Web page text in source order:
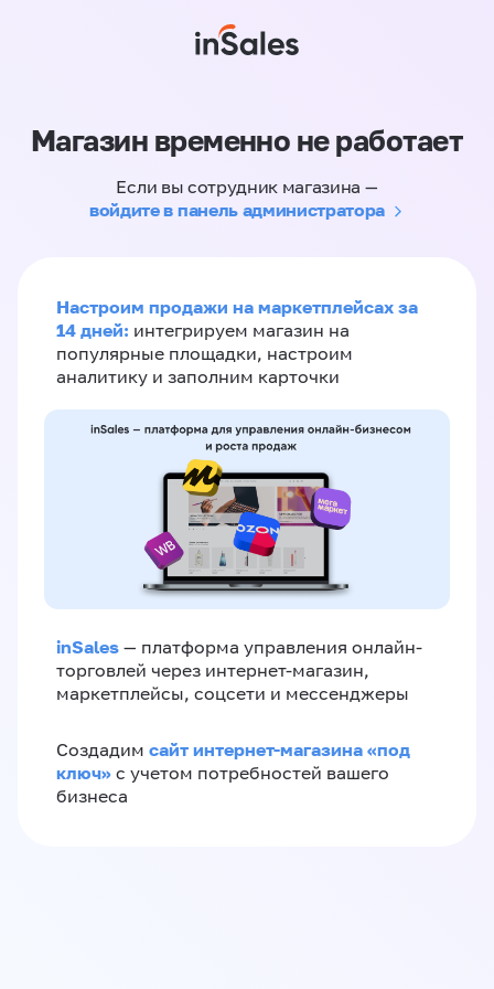
Магазин временно не работает
Если вы сотрудник магазина —
войдите в панель администратора
Настроим продажи на маркетплейсах за
14 дней: интегрируем магазин на
популярные площадки, настроим
аналитику и заполним карточки
inSales — платформа управления онлайн-
торговлей через интернет-магазин,
маркетплейсы, соцсети и мессенджеры
Создадим сайт интернет-магазина «под
ключ» с учетом потребностей вашего
бизнеса